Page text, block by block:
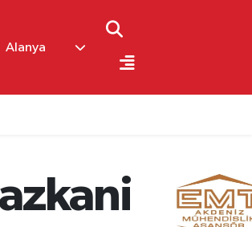
Alanya